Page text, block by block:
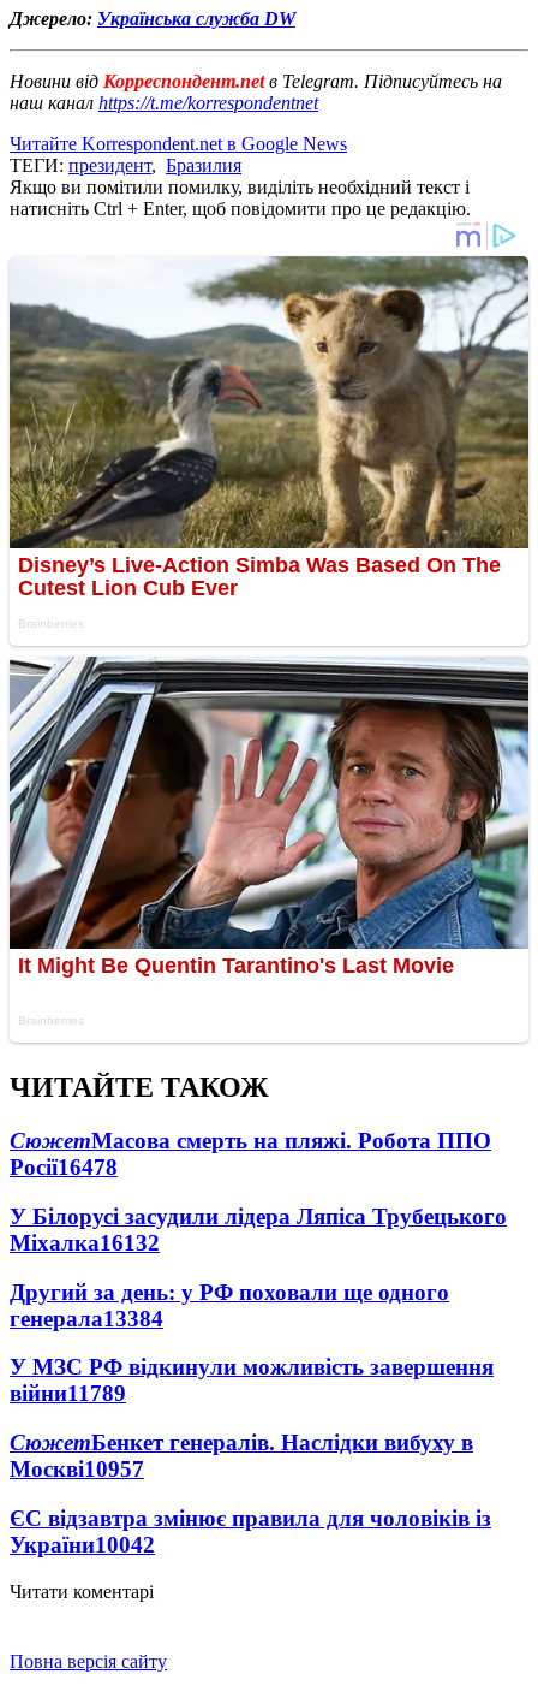
Джерело: Українська служба DW
Новини від Корреспондент.netв Telegram. Підписуйтесь на
наш канал https://t.me/korrespondentnet
Читайте Korrespondent.net в Google News
ТЕГИ: президент, Бразилия
Якщо ви помітили помилку, виділіть необхідний текст і
натисніть Ctrl + Enter, щоб повідомити про це редакцію.
ЧИТАЙТЕ ТАКОЖ
СюжетМасова смерть на пляжі. Робота ППО
Росії16478
У Білорусі засудили лідера Ляпіса Трубецького
Міхалка16132
Другий за день: у РФ поховали ще одного
генерала13384
У МЗС РФ відкинули можливість завершення
війни11789
СюжетБенкет генералів. Наслідки вибуху в
Москві10957
ЄС відзавтра змінює правила для чоловіків із
України10042
Читати коментарі
Повна версія сайту